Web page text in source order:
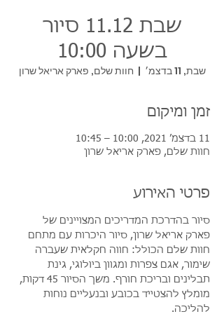
שבת 11.12 סיור
בשעה 10:00
שבת, 11 בדצמ׳
  |
חוות שלם, פארק אריאל שרון
זמן ומיקום
11 בדצמ׳ 2021, 10:00 – 10:45
חוות שלם, פארק אריאל שרון
פרטי האירוע
סיור בהדרכת המדריכים המצויינים של
פארק אריאל שרון, סיור היכרות עם מתחם
חוות שלם הכולל: חווה חקלאית שעברה
שימור, אגם צפרות ומגוון ביולוגי, גינת
תבלינים ובריכת חורף. משך הסיור 45 דקות,
מומלץ להצטייד בכובע ובנעליים נוחות
להליכה.